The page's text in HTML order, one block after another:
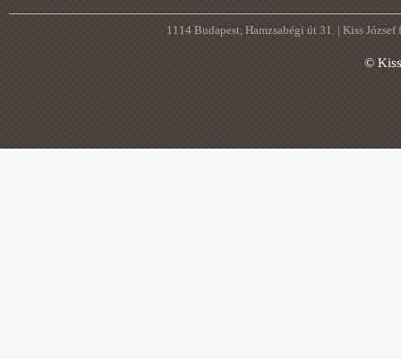
1114 Budapest, Hamzsabégi út 31. | Kiss
©